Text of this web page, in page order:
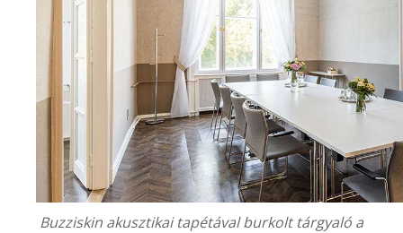
Buzziskin akusztikai tapétával burkolt tárgyaló a